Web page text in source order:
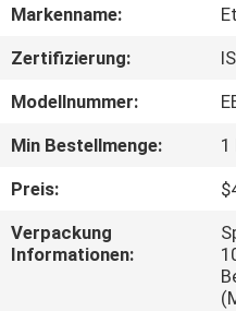
UNS
FABRIK-
AUSFLUG
Markenname:
Zertifizierung:
Modellnummer:
Min Bestellmenge:
1
Preis:
Verpackung
Informationen: